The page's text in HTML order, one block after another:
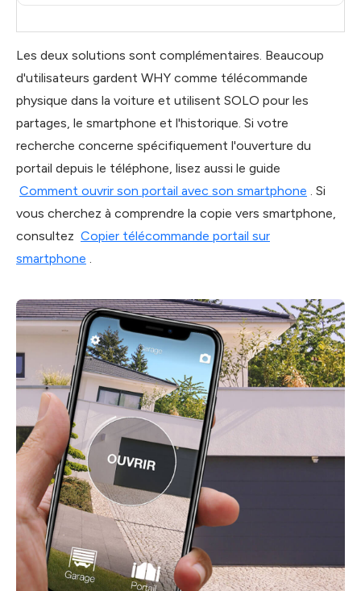
Les deux solutions sont complémentaires. Beaucoup
d'utilisateurs gardent WHY comme télécommande
physique dans la voiture et utilisent SOLO pour les
partages, le smartphone et l'historique. Si votre
recherche concerne spécifiquement l'ouverture du
portail depuis le téléphone, lisez aussi le guide
Comment ouvrir son portail avec son smartphone . Si
vous cherchez à comprendre la copie vers smartphone,
consultez Copier télécommande portail sur
smartphone .